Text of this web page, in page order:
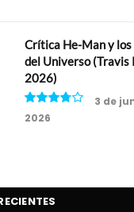
Crítica He-Man y
del Universo (Travis
2026)
7.5
3 de
2026